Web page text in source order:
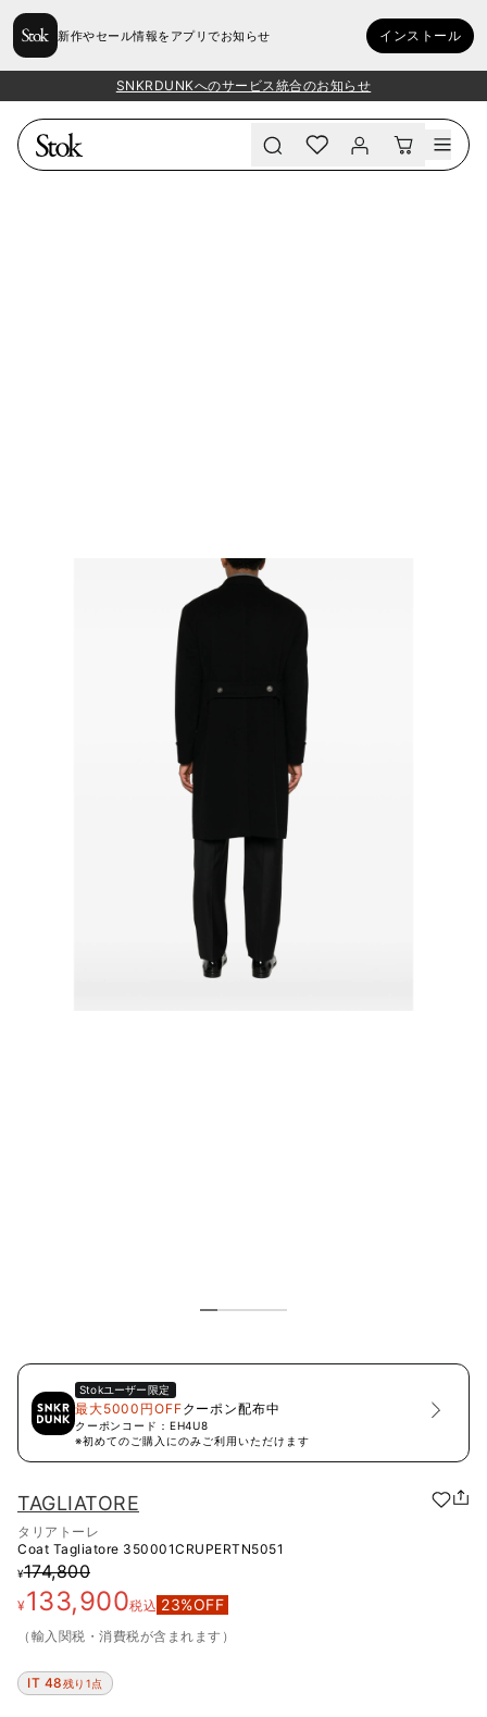
新作やセール情報をアプリでお知らせ インストール
SNKRDUNKへのサービス統合のお知らせ
Stokユーザー限定
最大5000円OFFクーポン配布中
クーポンコード： EH4U8
※初めてのご購入にのみご利用いただけます
TAGLIATORE
タリアトーレ
Coat Tagliatore 350001CRUPERTN5051
¥174,800
¥133,900税込 23%OFF
（輸入関税・消費税が含まれます）
IT 48残り1点